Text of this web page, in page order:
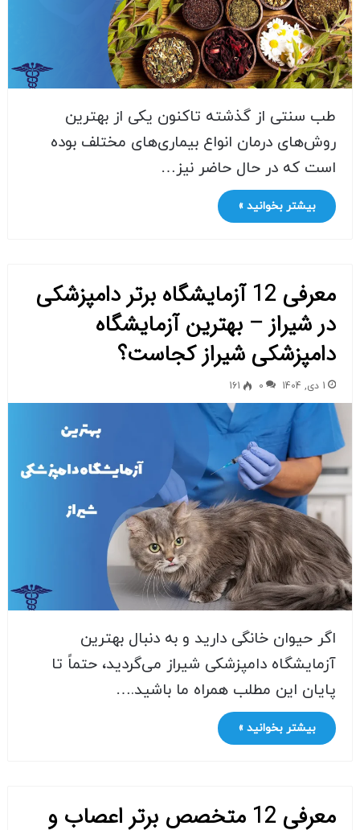
طب سنتی از گذشته تاکنون یکی از بهترین
روش‌های درمان انواع بیماری‌های مختلف بوده
است که در حال حاضر نیز…
بیشتر بخوانید »
معرفی 12 آزمایشگاه برتر دامپزشکی
در شیراز – بهترین آزمایشگاه
دامپزشکی شیراز کجاست؟
1 دی, 1404 0
161
اگر حیوان خانگی دارید و به دنبال بهترین
آزمایشگاه دامپزشکی شیراز می‌گردید، حتماً تا
پایان این مطلب همراه ما باشید.…
بیشتر بخوانید »
معرفی 12 متخصص برتر اعصاب و